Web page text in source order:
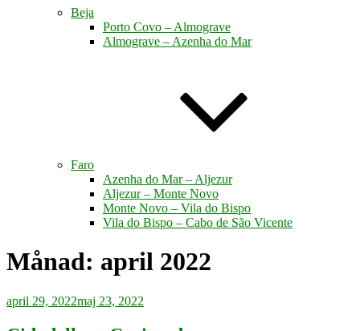
Beja
Porto Covo – Almograve
Almograve – Azenha do Mar
Faro
Azenha do Mar – Aljezur
Aljezur – Monte Novo
Monte Novo – Vila do Bispo
Vila do Bispo – Cabo de São Vicente
Månad: april 2022
Publicerat
april 29, 2022maj 23, 2022